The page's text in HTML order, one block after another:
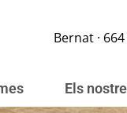
Bernat ·
Els